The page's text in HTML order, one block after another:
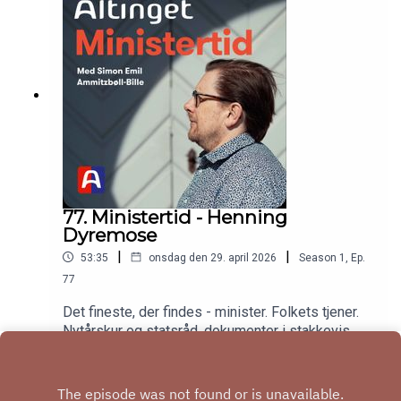
justitsminster, erhvervsminister og
finansministerVært: Simon Emil Ammitzbøll-Bille,
tidligere økonomi- og indenrigsministerProducer:
Kristian Vestergaard, redaktionsassistent
77. Ministertid - Henning
Dyremose
53:35 | onsdag den 29. april 2026 | Season 1
Ep.
77
Det fineste, der findes - minister. Folkets tjener.
Nytårskur og statsråd, dokumenter i stakkevis,
noget? Udretter jeg noget? I Danmark findes der